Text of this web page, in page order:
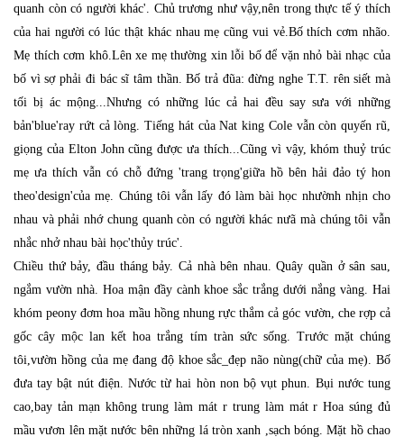
quanh còn có người khác'. Chủ trương như vậy,nên trong thực tế ý thích
của hai người có lúc thật khác nhau mẹ cũng vui vẻ.Bố thích cơm nhão.
Mẹ thích cơm khô.Lên xe mẹ thường xin lỗi bố để vặn nhỏ bài nhạc của
bố vì sợ phải đi bác sĩ tâm thần. Bố trả đũa: đừng nghe T.T. rên siết mà
tối bị ác mộng...Nhưng có những lúc cả hai đều say sưa với những
bản'blue'ray rứt cả lòng. Tiếng hát của Nat king Cole vẫn còn quyến rũ,
giọng của Elton John cũng được ưa thích...Cũng vì vậy, khóm thuỷ trúc
mẹ ưa thích vẫn có chỗ đứng 'trang trọng'giữa hồ bên hải đảo tý hon
theo'design'của mẹ. Chúng tôi vẫn lấy đó làm bài học nhườnh nhịn cho
nhau và phải nhớ chung quanh còn có người khác nưã mà chúng tôi vẫn
nhắc nhở nhau bài học'thủy trúc'.
Chiều thứ bảy, đầu tháng bảy. Cả nhà bên nhau. Quây quần ở sân sau,
ngắm vườn nhà. Hoa mận đầy cành khoe sắc trắng dưới nắng vàng. Hai
khóm peony đơm hoa mầu hồng nhung rực thắm cả góc vườn, che rợp cả
gốc cây mộc lan kết hoa trắng tím tràn sức sống. Trước mặt chúng
tôi,vườn hồng của mẹ đang độ khoe sắc_đẹp não nùng(chữ của mẹ). Bố
đưa tay bật nút điện. Nước từ hai hòn non bộ vụt phun. Bụi nước tung
cao,bay tản mạn không trung làm mát r trung làm mát r Hoa súng đủ
mầu vươn lên mặt nước bên những lá tròn xanh ,sạch bóng. Mặt hồ chao